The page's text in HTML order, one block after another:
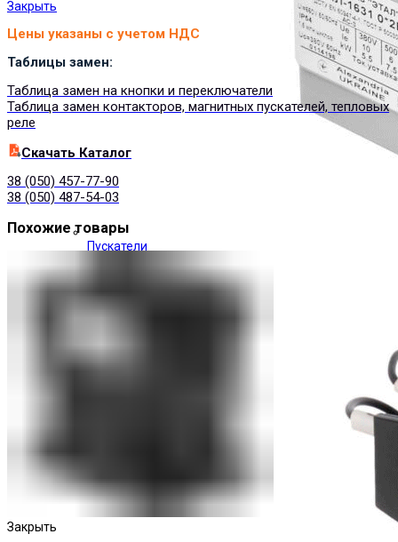
Пускатели
Закрыть
Цены указаны с учетом НДС
Таблицы замен:
Таблица замен на кнопки и переключатели
Таблица замен контакторов, магнитных пускателей, тепловых
реле
Cкачать Каталог
38 (050) 457-77-90
38 (050) 487-54-03
Похожие товары
Закрыть